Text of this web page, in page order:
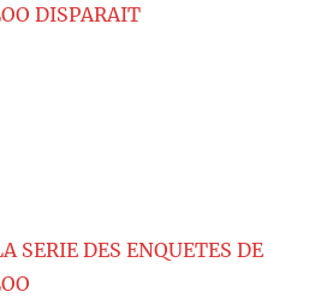
DISPARAIT
SERIE DES ENQUETES DE